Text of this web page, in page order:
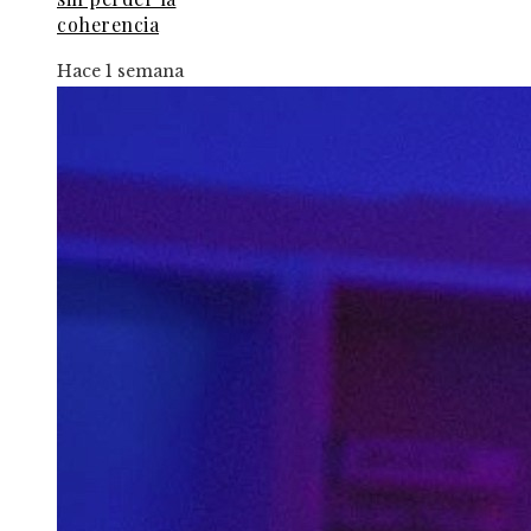
coherencia
Hace 1 semana